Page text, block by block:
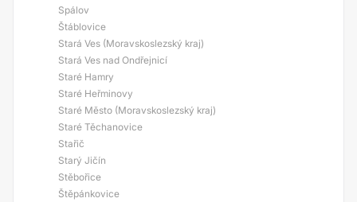
Spálov
Štáblovice
Stará Ves (Moravskoslezský kraj)
Stará Ves nad Ondřejnicí
Staré Hamry
Staré Heřminovy
Staré Město (Moravskoslezský kraj)
Staré Těchanovice
Stařič
Starý Jičín
Stěbořice
Štěpánkovice